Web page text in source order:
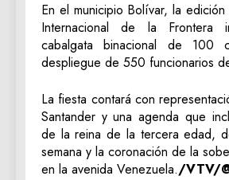
En el municipio Bolívar, la
Internacional de la Frontera
cabalgata binacional de 100
despliegue de 550 funcionarios
La fiesta contará con
Santander y una agenda que
de la reina de la tercera edad,
semana y la coronación de la
en la avenida Venezuela./VTV/